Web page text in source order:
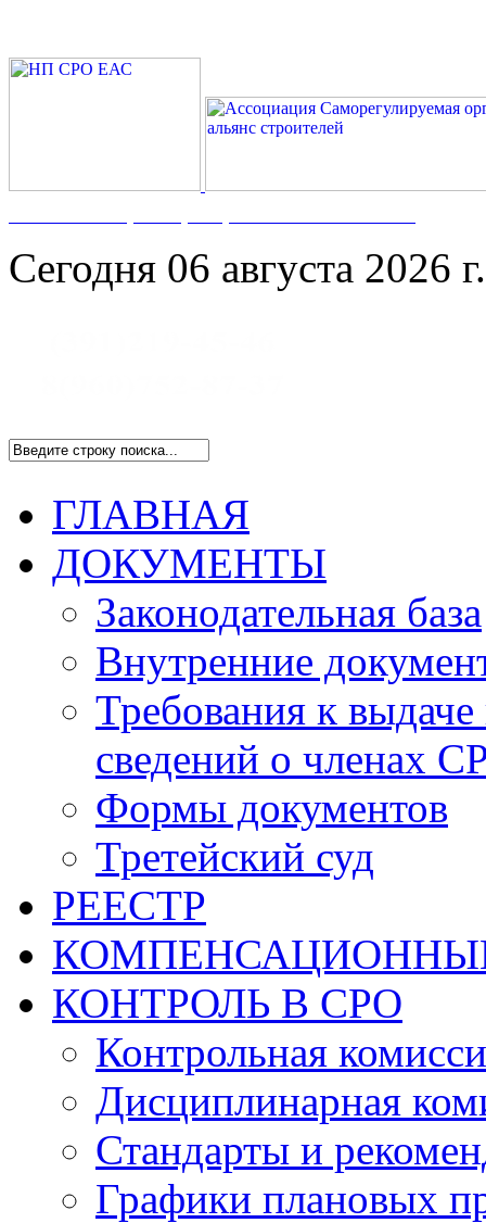
Сегодня 06 августа 2026 г.
ГЛАВНАЯ
ДОКУМЕНТЫ
Законодательная база
Внутренние
Требования к
сведений о членах
Формы документов
Третейский суд
РЕЕСТР
КОНТРОЛЬ В СРО
Контрольная
Дисциплинарная
Стандарты и
Графики плановых